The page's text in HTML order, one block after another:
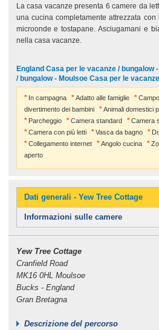
La casa vacanze presenta 6 camere da
una cucina completamente attrezzata
microonde e tostapane. Asciugamani e
nella casa vacanze.
England Casa per le vacanze /
/ bungalow - Moulsoe Casa per le
In campagna Adatto alle famiglie
divertimento dei bambini
Animali domestici
Parcheggio
Camera standard Camera
Camera con più letti
Vasca da bagno
Collegamento internet
Angolo cucina
aperto
Dati generali - Yew Tree Cottage
Informazioni sulle camere
Yew Tree Cottage
Cranfield Road
MK16 0HL Moulsoe
Bucks - England
Gran Bretagna
Descrizione del percorso